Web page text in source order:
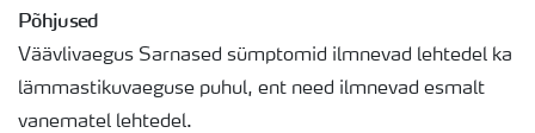
Põhjused
Väävlivaegus Sarnased sümptomid ilmnevad lehtedel ka
lämmastikuvaeguse puhul, ent need ilmnevad esmalt
vanematel lehtedel.